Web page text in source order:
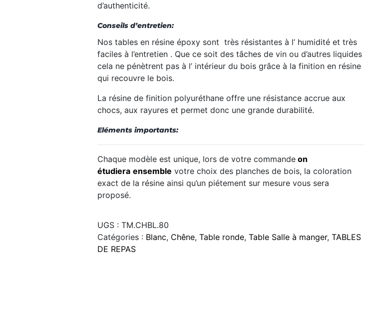
d’authenticité.
Conseils d’entretien:
Nos tables en résine époxy sont très résistantes à l’ humidité et très
faciles à l’entretien . Que ce soit des tâches de vin ou d’autres liquides
cela ne pénètrent pas à l’ intérieur du bois grâce à la finition en résine
qui recouvre le bois.
La résine de finition polyuréthane offre une résistance accrue aux
chocs, aux rayures et permet donc une grande durabilité.
Eléments importants:
Chaque modèle est unique, lors de votre commande on
étudiera ensemble votre choix des planches de bois, la coloration
exact de la résine ainsi qu’un piétement sur mesure vous sera
proposé.
UGS : TM.CHBL.80
Catégories : Blanc, Chêne, Table ronde, Table Salle à manger, TABLES
DE REPAS